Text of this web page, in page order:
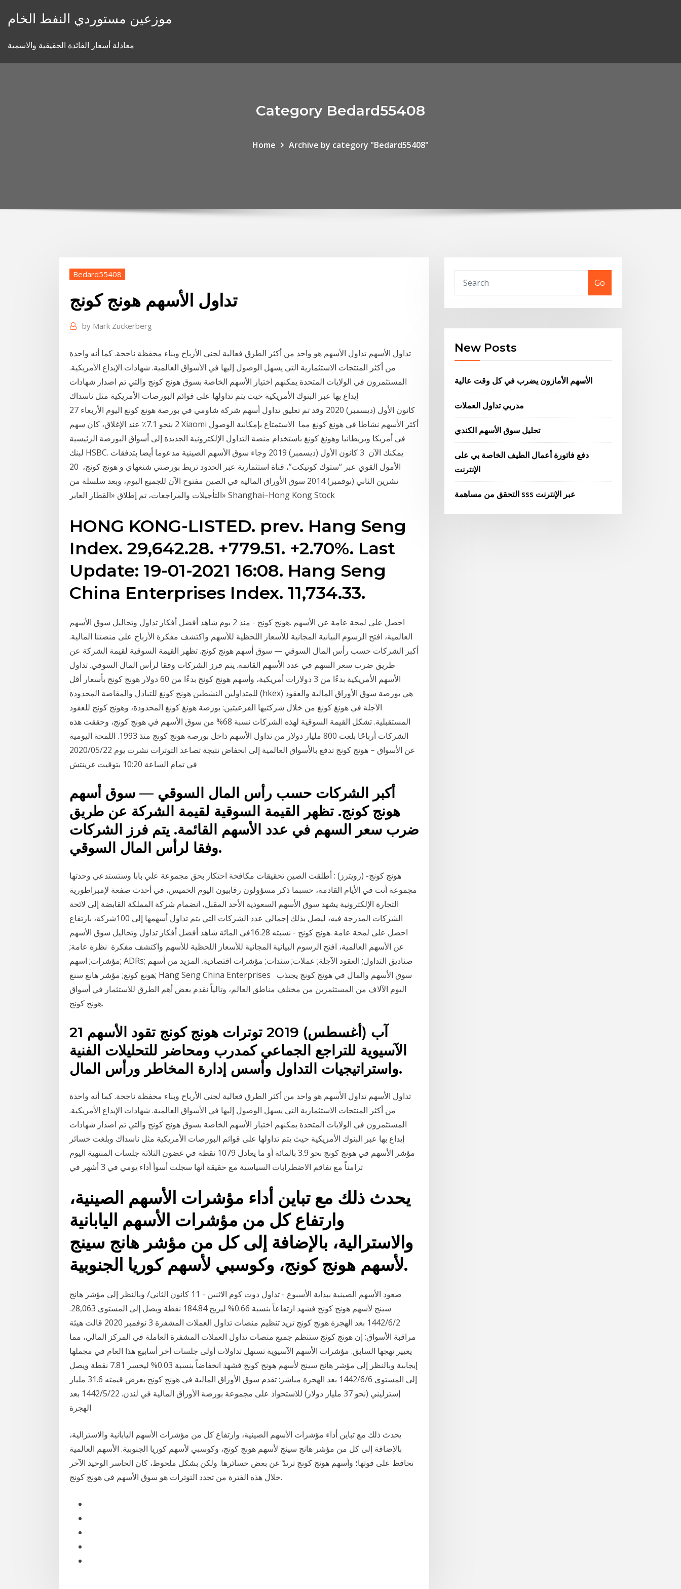
موزعين مستوردي النفط الخام
معادلة أسعار الفائدة الحقيقية والاسمية
Category Bedard55408
Home Archive by category "Bedard55408"
Bedard55408
تداول الأسهم هونج كونج
by Mark Zuckerberg
تداول الأسهم تداول الأسهم هو واحد من أكثر الطرق فعالية لجني الأرباح وبناء محفظة ناجحة. كما أنه واحدة
من أكثر المنتجات الاستثمارية التي يسهل الوصول إليها في الأسواق العالمية. شهادات الإيداع الأمريكية.
المستثمرون في الولايات المتحدة يمكنهم اختيار الأسهم الخاصة بسوق هونج كونج والتي تم اصدار شهادات
إيداع بها عبر البنوك الأمريكية حيث يتم تداولها على قوائم البورصات الأمريكية مثل ناسداك
27 كانون الأول (ديسمبر) 2020 وقد تم تعليق تداول أسهم شركة شاومي في بورصة هونغ كونغ اليوم الأربعاء
2 بنحو 7.1٪ عند الإغلاق، كان سهم Xiaomi أكثر الأسهم نشاطا في هونغ كونغ مما الاستمتاع بإمكانية الوصول
إلى أسواق البورصة الرئيسية‏‎ ‎‏في أمريكا وبريطانيا و‏‫هونغ كونغ‬ باستخدام منصة التداول الإلكترونية الجديدة
لبنك HSBC. يمكنك الآن 3 كانون الأول (ديسمبر) 2019 وجاء سوق الأسهم الصينية مدعوما أيضا بتدفقات
الأمول القوي عبر “ستوك كونيكت”، قناة استثمارية عبر الحدود تربط بورصتي شنغهاي و هونج كونج، 20
تشرين الثاني (نوفمبر) 2014 سوق الأوراق المالية في الصين مفتوح الآن للجميع اليوم، وبعد سلسلة من
التأجيلات والمراجعات، تم إطلاق «القطار العابر» Shanghai–Hong Kong Stock
HONG KONG-LISTED. prev. Hang Seng
Index. 29,642.28. +779.51. +2.70%. Last
Update: 19-01-2021 16:08. Hang Seng
China Enterprises Index. 11,734.33.
منذ 2 يوم شاهد أفضل أفكار تداول وتحاليل سوق الأسهم - ‎هونج كونج‎. احصل على لمحة عامة عن الأسهم
العالمية، افتح الرسوم البيانية المجانية للأسعار اللحظية للأسهم واكتشف مفكرة الأرباح على منصتنا المالية.
أكبر الشركات حسب رأس المال السوقي — سوق أسهم هونج كونج. تظهر القيمة السوقية لقيمة الشركة عن
طريق ضرب سعر السهم في عدد الأسهم القائمة. يتم فرز الشركات وفقا لرأس المال السوقي. تداول
الأسهم الأمريكية بدءًا من 3 دولارات أمريكية، وأسهم هونج كونج بدءًا من 60 دولار هونج كونج بأسعار أقل
للمتداولين النشطين هونج كونغ للتبادل والمقاصة المحدودة (hkex) هي بورصة سوق الأوراق المالية والعقود
الآجلة في هونغ كونغ من خلال شركتيها الفرعيتين: بورصة هونغ كونغ المحدودة، وهونج كونج للعقود
المستقبلية. تشكل القيمة السوقية لهذه الشركات نسبة 68% من سوق الأسهم في هونج كونج، وحققت هذه
الشركات أرباحًا بلغت 800 مليار دولار من تداول الأسهم داخل بورصة هونج كونج منذ 1993. اللمحة اليومية
عن الأسواق – هونج كونج تدفع بالأسواق العالمية إلى انخفاض نتيجة تصاعد التوترات نشرت يوم ‏2020/05/22
في تمام الساعة 10:20 بتوقيت غرينتش
أكبر الشركات حسب رأس المال السوقي — سوق أسهم
هونج كونج. تظهر القيمة السوقية لقيمة الشركة عن طريق
ضرب سعر السهم في عدد الأسهم القائمة. يتم فرز الشركات
وفقا لرأس المال السوقي.
هونج كونج- (رويترز) : أطلقت الصين تحقيقات مكافحة احتكار بحق مجموعة علي بابا وستستدعي وحدتها
مجموعة أنت في الأيام القادمة، حسبما ذكر مسؤولون رقابيون اليوم الخميس، في أحدث صفعة لإمبراطورية
التجارة الإلكترونية يشهد سوق الأسهم السعودية الأحد المقبل، انضمام شركة المملكة القابضة إلى لائحة
الشركات المدرجة فيه، ليصل بذلك إجمالي عدد الشركات التي يتم تداول أسهمها إلى 100شركة، بارتفاع
نسبته 16.28في المائة شاهد أفضل أفكار تداول وتحاليل سوق الأسهم - ‎هونج كونج‎. احصل على لمحة عامة
عن الأسهم العالمية، افتح الرسوم البيانية المجانية للأسعار اللحظية للأسهم واكتشف مفكرة نظرة عامة;
مؤشرات; اسهم; ADRs; صناديق التداول; العقود الآجلة; عملات; سندات; مؤشرات اقتصادية. المزيد من أسهم
هونغ كونغ; مؤشر هانغ سنغ; Hang Seng China Enterprises سوق الأسهم والمال في هونج كونج يجتذب
اليوم الآلاف من المستثمرين من مختلف مناطق العالم، وتالياً نقدم بعض أهم الطرق للاستثمار في أسواق
هونج كونج.
21 آب (أغسطس) 2019 توترات هونج كونج تقود الأسهم
الآسيوية للتراجع الجماعي كمدرب ومحاضر للتحليلات الفنية
واستراتيجيات التداول وأسس إدارة المخاطر ورأس المال.
تداول الأسهم تداول الأسهم هو واحد من أكثر الطرق فعالية لجني الأرباح وبناء محفظة ناجحة. كما أنه واحدة
من أكثر المنتجات الاستثمارية التي يسهل الوصول إليها في الأسواق العالمية. شهادات الإيداع الأمريكية.
المستثمرون في الولايات المتحدة يمكنهم اختيار الأسهم الخاصة بسوق هونج كونج والتي تم اصدار شهادات
إيداع بها عبر البنوك الأمريكية حيث يتم تداولها على قوائم البورصات الأمريكية مثل ناسداك وبلغت خسائر
مؤشر الأسهم في هونج كونج نحو 3.9 بالمائة أو ما يعادل 1079 نقطة في غضون الثلاثة جلسات المنتهية اليوم
تزامناً مع تفاقم الاضطرابات السياسية مع حقيقة أنها سجلت أسوأ أداء يومي في 3 أشهر في
يحدث ذلك مع تباين أداء مؤشرات الأسهم الصينية،
وارتفاع كل من مؤشرات الأسهم اليابانية
والاسترالية، بالإضافة إلى كل من مؤشر هانج سينج
لأسهم هونج كونج، وكوسبي لأسهم كوريا الجنوبية.
صعود الأسهم الصينية ببداية الأسبوع - تداول دوت كوم الاثنين - 11 كانون الثاني/ وبالنظر إلى مؤشر هانج
سينج لأسهم هونج كونج فشهد ارتفاعاً بنسبة 0.66% ليربح 184.84 نقطة ويصل إلى المستوى 28,063.
2‏‏/6‏‏/1442 بعد الهجرة هونج كونج تريد تنظيم منصات تداول العملات المشفرة 3 نوفمبر 2020 قالت هيئة
مراقبة الأسواق: إن هونج كونج ستنظم جميع منصات تداول العملات المشفرة العاملة في المركز المالي، مما
يغيير نهجها السابق. مؤشرات الأسهم الآسيوية تستهل تداولات أولى جلسات أخر أسابيع هذا العام في مجملها
إيجابية وبالنظر إلى مؤشر هانج سينج لأسهم هونج كونج فشهد انخفاضاً بنسبة 0.03% ليخسر 7.81 نقطة ويصل
إلى المستوى 6‏‏/6‏‏/1442 بعد الهجرة مباشر: تقدم سوق الأوراق المالية في هونج كونج بعرض قيمته 31.6 مليار
إسترليني (نحو 37 مليار دولار) للاستحواذ على مجموعة بورصة الأوراق المالية في لندن. 22‏‏/5‏‏/1442 بعد
الهجرة
يحدث ذلك مع تباين أداء مؤشرات الأسهم الصينية، وارتفاع كل من مؤشرات الأسهم اليابانية والاسترالية،
بالإضافة إلى كل من مؤشر هانج سينج لأسهم هونج كونج، وكوسبي لأسهم كوريا الجنوبية. الأسهم العالمية
تحافظ على قوتها؛ وأسهم هونج كونج ترتدّ عن بعض خسائرها. ولكن بشكل ملحوظ، كان الخاسر الوحيد الآخر
خلال هذه الفترة من تجدد التوترات هو سوق الأسهم في هونج كونج.
Go
New Posts
الأسهم الأمازون يضرب في كل وقت عالية
مدربي تداول العملات
تحليل سوق الأسهم الكندي
دفع فاتورة أعمال الطيف الخاصة بي على
الإنترنت
التحقق من مساهمة sss عبر الإنترنت